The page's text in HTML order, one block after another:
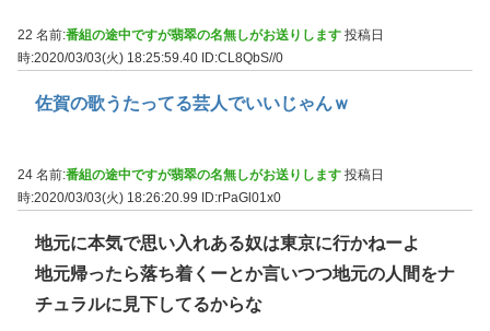
22 名前:番組の途中ですが翡翠の名無しがお送りします 投稿日
時:2020/03/03(火) 18:25:59.40 ID:CL8QbS//0
佐賀の歌うたってる芸人でいいじゃんｗ
24 名前:番組の途中ですが翡翠の名無しがお送りします 投稿日
時:2020/03/03(火) 18:26:20.99
ID:rPaGl01x0
地元に本気で思い入れある奴は東京に行かねーよ
地元帰ったら落ち着くーとか言いつつ地元の人間をナ
チュラルに見下してるからな